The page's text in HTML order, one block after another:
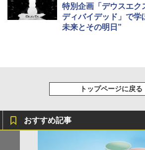
特別企画「デウスエク
ディバイデッド」で
未来とその明日”
トップページに戻る
おすすめ記事